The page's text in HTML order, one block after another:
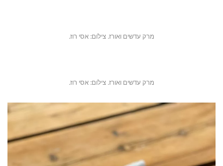
מרק עדשים ואורז. צילום: אסי רוז.
מרק עדשים ואורז. צילום: אסי רוז.